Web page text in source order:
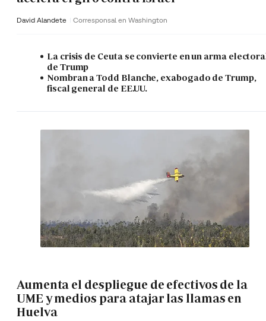
David Alandete Corresponsal en Washington
La crisis de Ceuta se convierte en un arma
de Trump
Nombran a Todd Blanche, exabogado de Trump,
fiscal general de EE.UU.
Aumenta el despliegue de efectivos de la
UME y medios para atajar las llamas en
Huelva